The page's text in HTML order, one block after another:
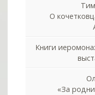
О
Книги
«За